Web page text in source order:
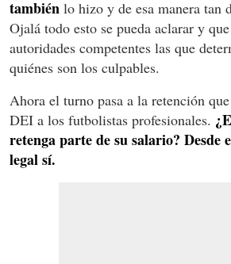
también lo hizo y de esa manera tan
Ojalá todo esto se pueda aclarar y
autoridades competentes las que
quiénes son los culpables.
Ahora el turno pasa a la retención
DEI a los futbolistas profesionales.
retenga parte de su salario? Desde
legal sí.